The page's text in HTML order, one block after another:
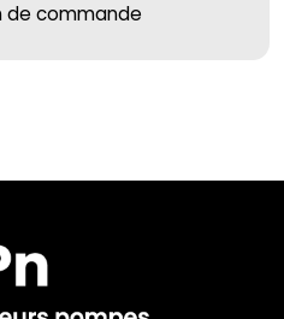
de commande